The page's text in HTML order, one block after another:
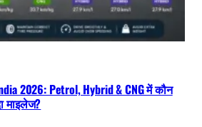
2026: Petrol, Hybrid & CNG में कौन
माइलेज?